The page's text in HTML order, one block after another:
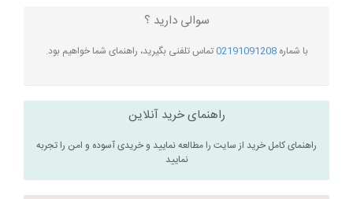
سوالی دارید ؟
با شماره02191091208تماس تلفنی بگیرید، راهنمای شما خواهیم بود.
راهنمای خرید آنلاین
راهنمای کامل خرید از سایت را مطالعه نمایید و خریدی آسوده و امن را تجربه
نمایید